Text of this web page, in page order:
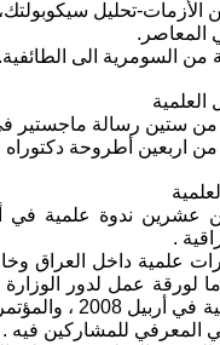
عشرين ندوة علمية في
.
المعرفي للمشاركين فيه .